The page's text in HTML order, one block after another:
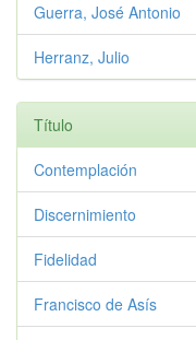
Guerra, José Antonio
Herranz, Julio
Título
Contemplación
Discernimiento
Fidelidad
Francisco de Asís